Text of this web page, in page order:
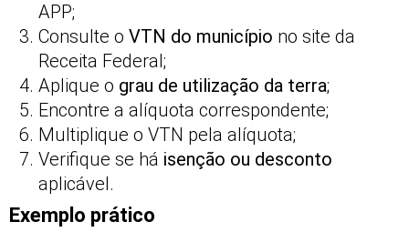
APP;
Consulte o VTN do município no site da
Receita Federal;
Aplique o grau de utilização da terra;
Encontre a alíquota correspondente;
Multiplique o VTN pela alíquota;
Verifique se há isenção ou desconto
aplicável.
Exemplo prático